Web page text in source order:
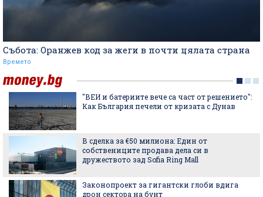
Събота: Оранжев код за жеги в почти цялата страна
Времето
"ВЕИ и батериите вече са част от решението":
Как България печели от кризата с Дунав
В сделка за €50 милиона: Един от
собствениците продава дела си в
дружеството зад Sofia Ring Mall
Законопроект за гигантски глоби вдига
дрон сектора на бунт